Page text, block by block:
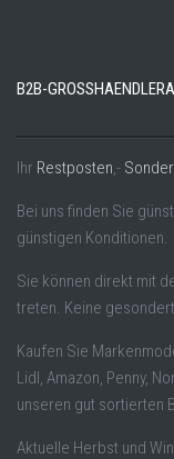
B2B-
Ihr Restposten,-
Bei uns finden Sie
günstigen Konditionen.
Sie können direkt mit
treten. Keine
Kaufen Sie
Lidl, Amazon, Penny,
unseren gut sortierten
Aktuelle Herbst und